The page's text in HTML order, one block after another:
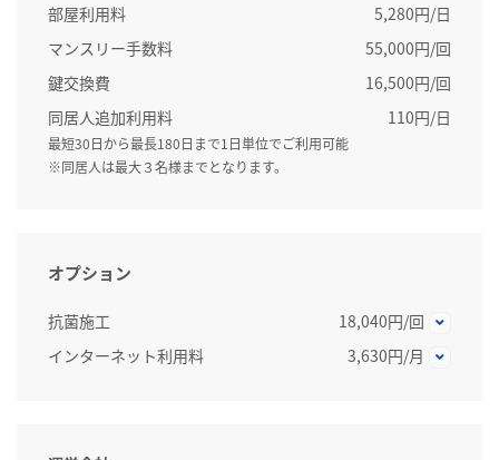
部屋利用料
5,280円/日
マンスリー手数料
55,000円/回
鍵交換費
16,500円/回
同居人追加利用料
110円/日
最短30日から最長180日まで1日単位でご利用可能
※同居人は最大３名様までとなります。
オプション
抗菌施工
18,040円/回
インターネット利用料
3,630円/月